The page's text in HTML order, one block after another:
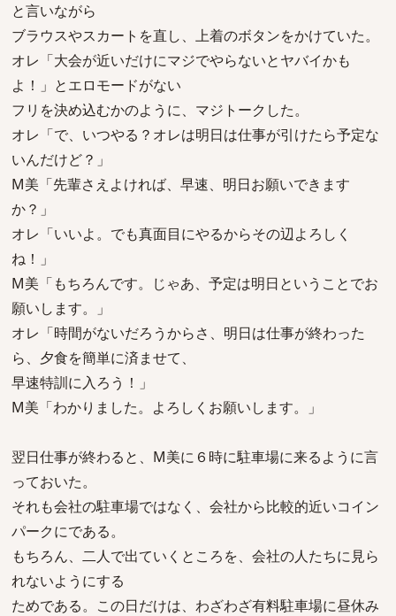
と言いながら
ブラウスやスカートを直し、上着のボタンをかけていた。
オレ「大会が近いだけにマジでやらないとヤバイかも
よ！」とエロモードがない
フリを決め込むかのように、マジトークした。
オレ「で、いつやる？オレは明日は仕事が引けたら予定な
いんだけど？」
M美「先輩さえよければ、早速、明日お願いできます
か？」
オレ「いいよ。でも真面目にやるからその辺よろしく
ね！」
M美「もちろんです。じゃあ、予定は明日ということでお
願いします。」
オレ「時間がないだろうからさ、明日は仕事が終わった
ら、夕食を簡単に済ませて、
早速特訓に入ろう！」
M美「わかりました。よろしくお願いします。」
翌日仕事が終わると、M美に６時に駐車場に来るように言
っておいた。
それも会社の駐車場ではなく、会社から比較的近いコイン
パークにである。
もちろん、二人で出ていくところを、会社の人たちに見ら
れないようにする
ためである。この日だけは、わざわざ有料駐車場に昼休み